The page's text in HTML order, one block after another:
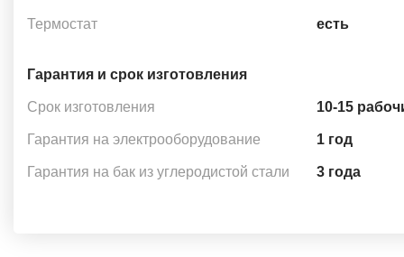
Термостат есть
Гарантия и срок изготовления
Срок изготовления 10-15
Гарантия на электрооборудование 1 год
Гарантия на бак из углеродистой стали 3 года